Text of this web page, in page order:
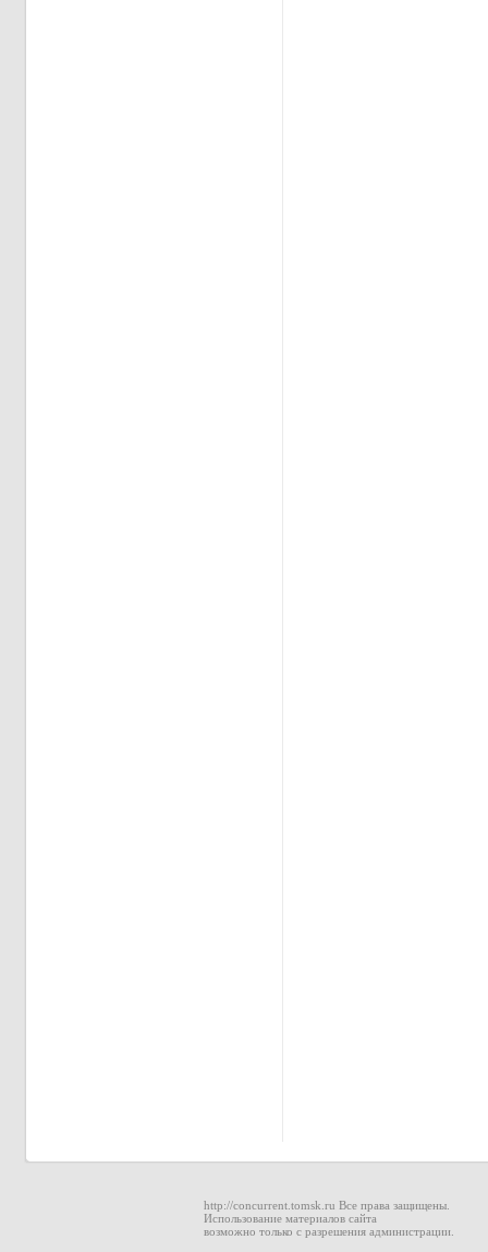
http://concurrent.tomsk.ru Все права защищены.
Использование материалов сайта
возможно только с разрешения администрации.